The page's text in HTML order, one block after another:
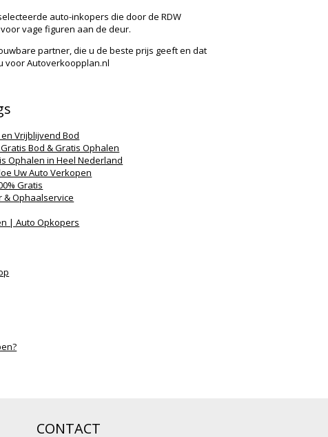
auto-inkopers die door de RDW
vage figuren aan de deur.
partner, die u de beste prijs geeft en dat
voor Autoverkoopplan.nl
Vrijblijvend Bod
Bod & Gratis Ophalen
Ophalen in Heel Nederland
Uw Auto Verkopen
Gratis
& Ophaalservice
| Auto Opkopers
CONTACT